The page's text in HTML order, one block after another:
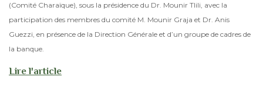
(Comité Charaïque), sous la présidence du Dr. Mounir Tlili, avec la
participation des membres du comité M. Mounir Graja et Dr. Anis
Guezzi, en présence de la Direction Générale et d’un groupe de cadres de
la banque.
Lire l'article